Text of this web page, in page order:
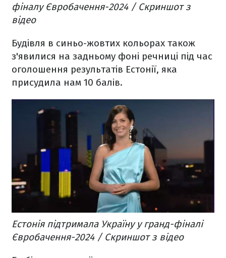
фіналу Євробачення-2024 / Скриншот з
відео
Будівля в синьо-жовтих кольорах також
з'явилися на задньому фоні речниці під час
оголошення результатів Естонії, яка
присудила нам 10 балів.
Естонія підтримала Україну у гранд-фіналі
Євробачення-2024 / Скриншот з відео